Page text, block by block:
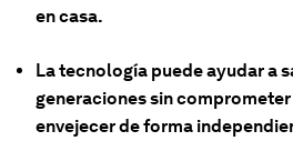
en casa.
La tecnología puede ayudar a
generaciones sin
envejecer de forma